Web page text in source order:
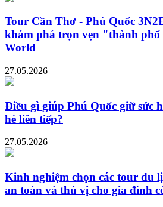
Tour Cần Thơ - Phú Quốc
khám phá trọn vẹn "thành
World
27.05.2026
Điều gì giúp Phú Quốc giữ sức
hè liên tiếp?
27.05.2026
Kinh nghiệm chọn các tour du
an toàn và thú vị cho gia đình